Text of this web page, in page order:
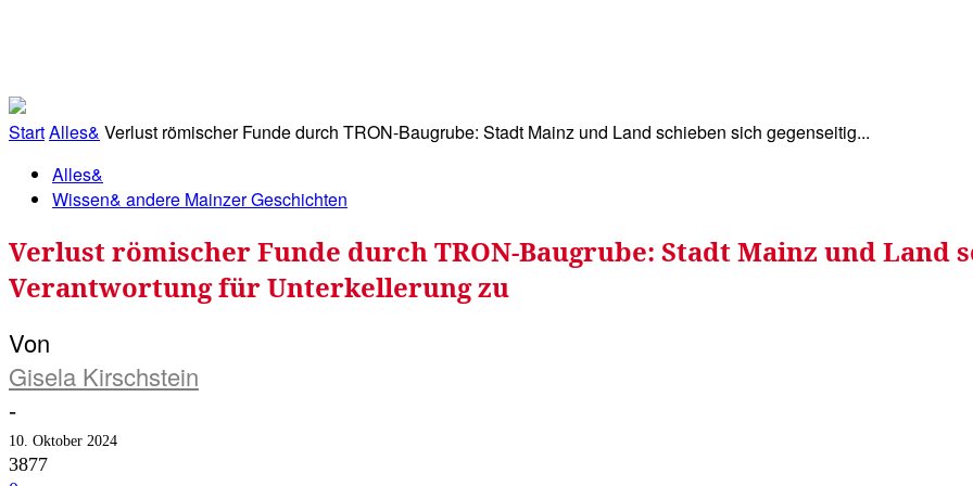
StartAlles& Verlust römischer Funde durch TRON-Baugrube: Stadt Mainz und Land schieben sich gegenseitig...
Alles&
Wissen& andere Mainzer Geschichten
Verlust römischer Funde durch TRON-Baugrube: Stadt Mainz und Land
Verantwortung für Unterkellerung zu
Von
Gisela Kirschstein
-
10. Oktober 2024
3877